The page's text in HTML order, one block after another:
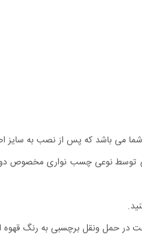
توسط نوعی چسب نواری مخصوص
ونقل برچسبی به رنگ قهوه